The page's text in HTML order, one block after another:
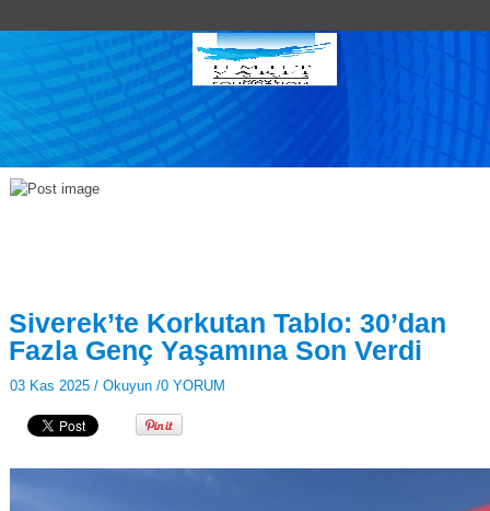
Siverek’te Korkutan Tablo: 30’dan
Fazla Genç Yaşamına Son Verdi
03 Kas 2025 / Okuyun /0 YORUM